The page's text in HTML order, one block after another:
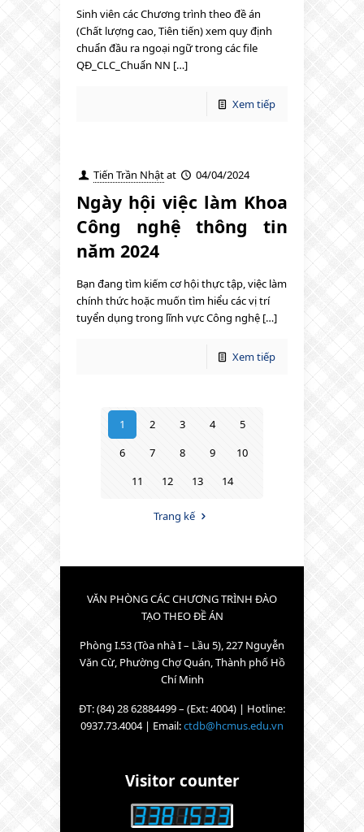
Sinh viên các Chương trình theo đề án
(Chất lượng cao, Tiên tiến) xem quy định
chuẩn đầu ra ngoại ngữ trong các file
QĐ_CLC_Chuẩn NN […]
Xem tiếp
Tiến Trần Nhậtat 04/04/2024
Ngày hội việc làm Khoa
Công nghệ thông tin
năm 2024
Bạn đang tìm kiếm cơ hội thực tập, việc làm
chính thức hoặc muốn tìm hiểu các vị trí
tuyển dụng trong lĩnh vực Công nghệ […]
Xem tiếp
1 2 3 4
5
6
7 8 9
10
11
12 13 14
Trang kế
VĂN PHÒNG CÁC CHƯƠNG TRÌNH ĐÀO
TẠO THEO ĐỀ ÁN
Phòng I.53 (Tòa nhà I – Lầu 5), 227 Nguyễn
Văn Cừ, Phường Chợ Quán, Thành phố Hồ
Chí Minh
ĐT: (84) 28 62884499 – (Ext: 4004) | Hotline:
0937.73.4004 | Email:ctdb@hcmus.edu.vn
Visitor counter